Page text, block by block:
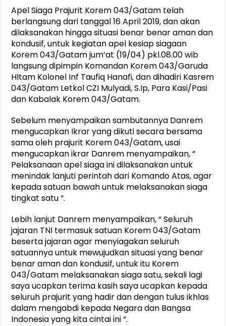
Apel Siaga Prajurit Korem 043/Gatam telah
berlangsung dari tanggal 16 April 2019, dan akan
dilaksanakan hingga situasi benar benar aman dan
kondusif, untuk kegiatan apel kesiap siagaan
Korem 043/Gatam jum’at (19/04) pkl.08.00 wib
langsung dipimpin Komandan Korem 043/Garuda
HItam Kolonel Inf Taufiq Hanafi, dan dihadiri Kasrem
043/Gatam Letkol CZI Mulyadi, S.Ip, Para Kasi/Pasi
dan Kabalak Korem 043/Gatam.
Sebelum menyampaikan sambutannya Danrem
mengucapkan Ikrar yang dikuti secara bersama
sama oleh prajurit Korem 043/Gatam, usai
mengucapkan ikrar Danrem menyampaikan, “
Pelaksanaan apel siaga ini dilaksanakan untuk
menindak lanjuti perintah dari Komando Atas, agar
kepada satuan bawah untuk melaksanakan siaga
tingkat satu “.
Lebih lanjut Danrem menyampaikan, “ Seluruh
jajaran TNI termasuk satuan Korem 043/Gatam
beserta jajaran agar menyiagakan seluruh
satuannya untuk mewujudkan situasi yang benar
benar aman dan kondusif, untuk itu Korem
043/Gatam melaksanakan siaga satu, sekali lagi
saya ucapkan terima kasih saya ucapkan kepada
seluruh prajurit yang hadir dan dengan tulus ikhlas
dalam mengabdi kepada Negara dan Bangsa
Indonesia yang kita cintai ini “.